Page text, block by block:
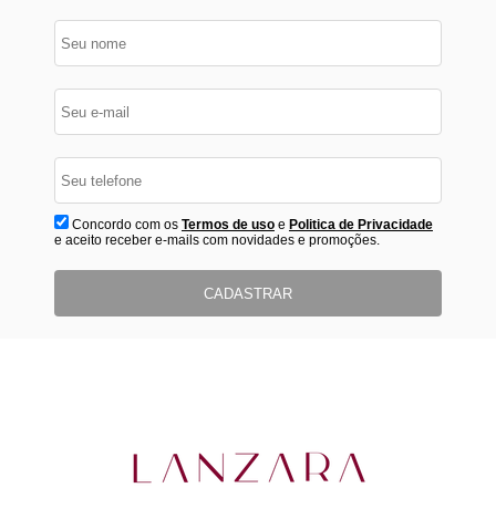
Concordo com os Termos de usoe Politica de Privacidade
e aceito receber e-mails com novidades e promoções.
CADASTRAR